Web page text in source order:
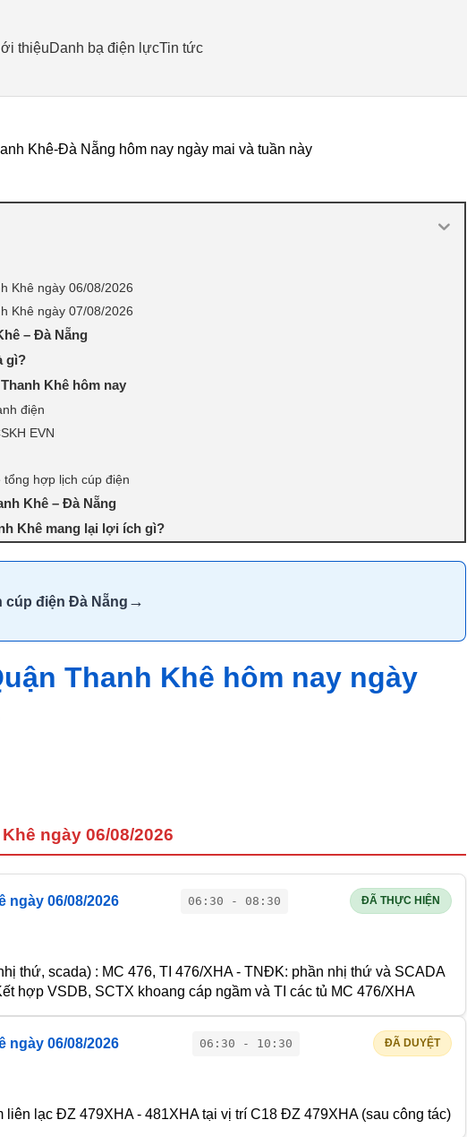
thiệuDanh bạ điện lựcTin tức
Khê-Đà Nẵng hôm nay ngày mai và tuần này
Khê ngày 06/08/2026
Khê ngày 07/08/2026
– Đà Nẵng
gì?
Khê hôm nay
điện
EVN
hợp lịch cúp điện
Khê – Đà Nẵng
Khê mang lại lợi ích gì?
cúp điện Đà Nẵng →
Thanh Khê hôm nay ngày
ngày 06/08/2026
ngày 06/08/2026 06:30 - 08:30 ĐÃ THỰC HIỆN
thứ, scada) : MC 476, TI 476/XHA - TNĐK: phần nhị thứ và SCADA
hợp VSDB, SCTX khoang cáp ngầm và TI các tủ MC 476/XHA
ngày 06/08/2026 06:30 - 10:30 ĐÃ DUYỆT
liên lạc ĐZ 479XHA - 481XHA tại vị trí C18 ĐZ 479XHA (sau công tác)